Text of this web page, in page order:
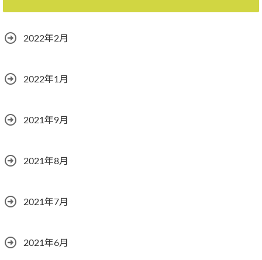
2022年2月
2022年1月
2021年9月
2021年8月
2021年7月
2021年6月